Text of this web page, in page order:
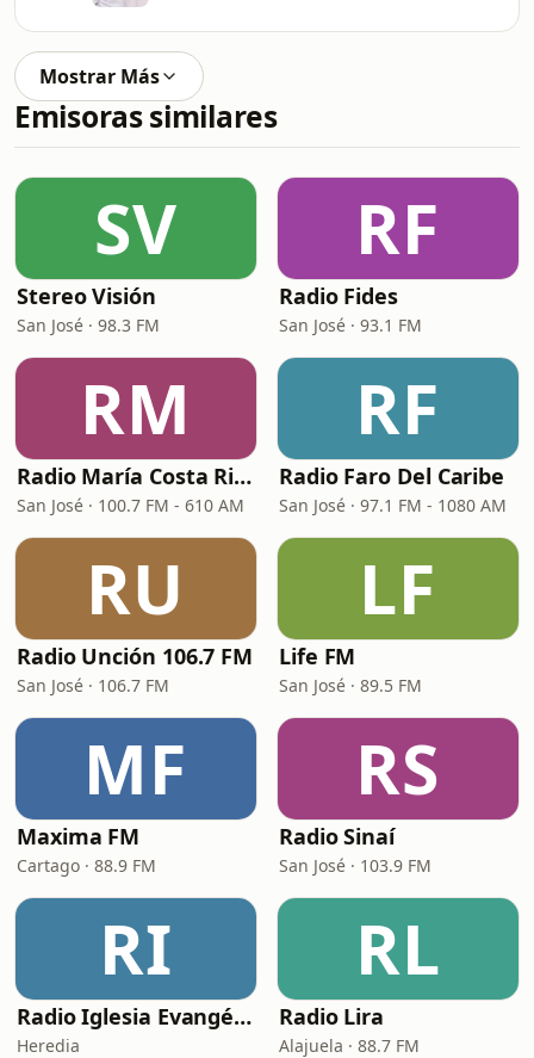
Mostrar Más
Emisoras similares
SV
Stereo Visión
San José · 98.3 FM
RF
Radio Fides
San José · 93.1 FM
RM
Radio María Costa Rica
San José · 100.7 FM - 610 AM
RF
Radio Faro Del Caribe
San José · 97.1 FM - 1080 AM
RU
Radio Unción 106.7 FM
San José · 106.7 FM
LF
Life FM
San José · 89.5 FM
MF
Maxima FM
Cartago · 88.9 FM
RS
Radio Sinaí
San José · 103.9 FM
RI
Radio Iglesia Evangélica Dios Te Ama
Heredia
RL
Radio Lira
Alajuela · 88.7 FM